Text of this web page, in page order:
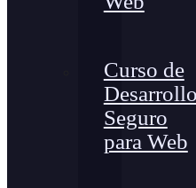
Curso de
Desarrollo
Seguro
para Web